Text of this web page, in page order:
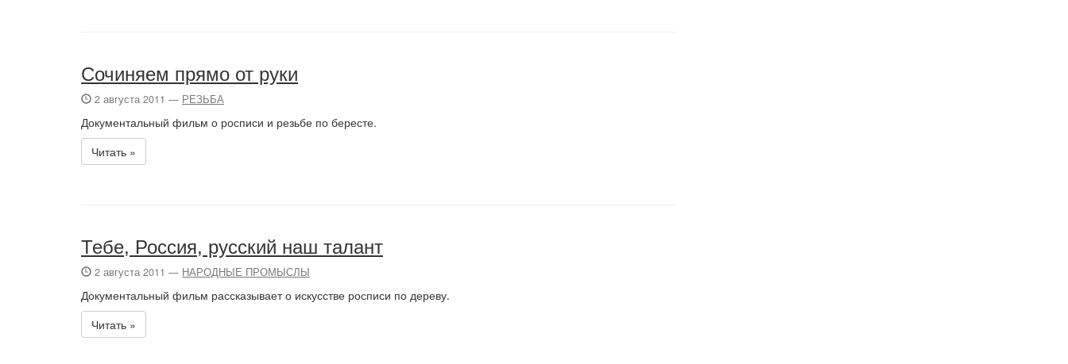
Сочиняем прямо от руки
2 августа 2011 — РЕЗЬБА
Документальный фильм о росписи и резьбе по бересте.
Читать »
Тебе, Россия, русский наш талант
2 августа 2011 — НАРОДНЫЕ ПРОМЫСЛЫ
Документальный фильм рассказывает о искусстве росписи по дереву.
Читать »